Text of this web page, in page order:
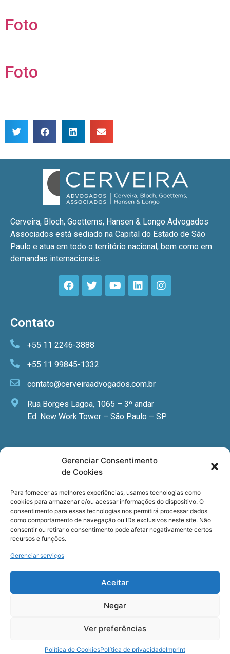
Gerenciar Consentimento
de Cookies
Para fornecer as melhores experiências, usamos tecnologias como
cookies para armazenar e/ou acessar informações do dispositivo. O
consentimento para essas tecnologias nos permitirá processar dados
como comportamento de navegação ou IDs exclusivos neste site. Não
consentir ou retirar o consentimento pode afetar negativamente certos
recursos e funções.
Gerenciar serviços
Aceitar
Negar
Ver preferências
Política de CookiesPolítica de privacidadeImprint
Foto
Foto
Cerveira, Bloch, Goettems, Hansen & Longo Advogados
Associados está sediado na Capital do Estado de São
Paulo e atua em todo o território nacional, bem como em
demandas internacionais.
Contato
+55 11 2246-3888
+55 11 99845-1332
contato@cerveiraadvogados.com.br
Rua Borges Lagoa, 1065 – 3º andar
Ed. New Work Tower – São Paulo – SP
Newsletter
especializadas, cursos e eventos?
Registre seu email.
Termos de usoe aPolítica de privacidade
COPYRIGHT © Cerveira – Todos os Direitos Reservados